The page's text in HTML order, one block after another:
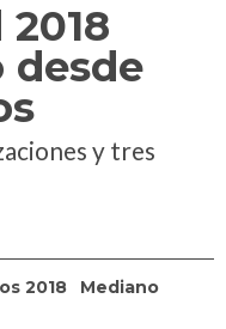
desde
y tres
2018
Mediano